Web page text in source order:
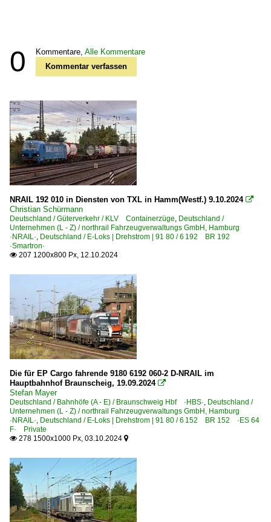
0 Kommentare, Alle Kommentare
Kommentar verfassen
NRAIL 192 010 in Diensten von TXL in Hamm(Westf.) 9.10.2024 
Christian Schürmann
Deutschland / Güterverkehr / KLV Containerzüge Deutschland /
Unternehmen (L - Z) / northrail Fahrzeugverwaltungs GmbH, Hamburg
·NRAIL· Deutschland / E-Loks | Drehstrom | 91 80 / 6 192 BR 192
·Smartron·
 207 1200x800 Px, 12.10.2024
Die für EP Cargo fahrende 9180 6192 060-2 D-NRAIL im
Hauptbahnhof Braunscheig, 19.09.2024 
Stefan Mayer
Deutschland / Bahnhöfe (A - E) / Braunschweig Hbf ·HBS· Deutschland /
Unternehmen (L - Z) / northrail Fahrzeugverwaltungs GmbH, Hamburg
·NRAIL· Deutschland / E-Loks | Drehstrom | 91 80 / 6 152 BR 152 ·ES 64
F· Private
 278 1500x1000 Px, 03.10.2024 